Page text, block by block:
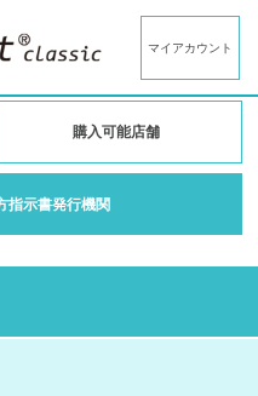
マイアカウント
購入可能店舗
指示書発行機関